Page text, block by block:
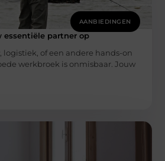
AANBIEDINGEN
essentiële partner op
logistiek, of een andere hands-on
werkbroek is onmisbaar. Jouw